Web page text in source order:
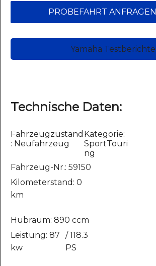
PROBEFAHRT ANFRAGEN
Yamaha Testberichte
Technische Daten:
Fahrzeugzustand
: Neufahrzeug
Kategorie:
SportTouri
ng
Fahrzeug-Nr.: 59150
Kilometerstand: 0
km
Hubraum: 890 ccm
Leistung: 87
kw
/ 118.3
PS